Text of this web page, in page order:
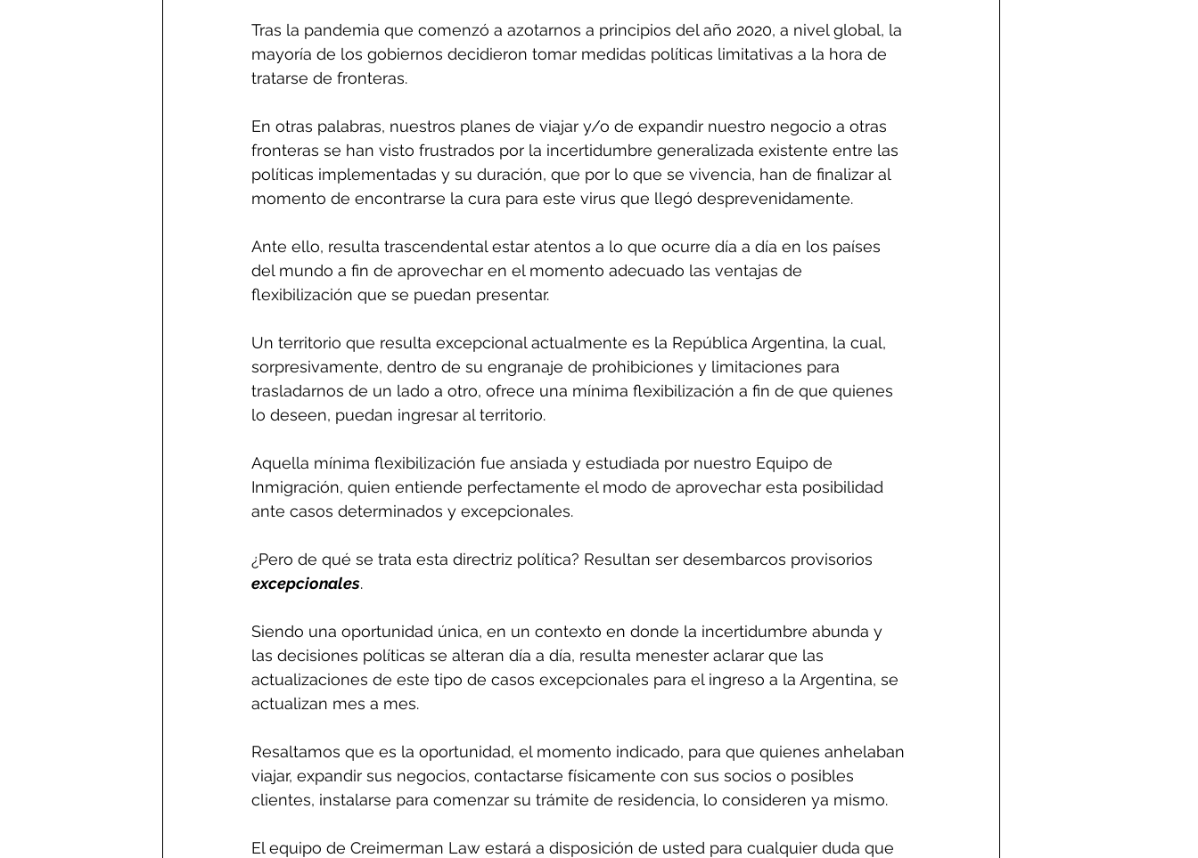
Tras la pandemia que comenzó a azotarnos a principios del año 2020, a nivel global, la
mayoría de los gobiernos decidieron tomar medidas políticas limitativas a la hora de
tratarse de fronteras.
En otras palabras, nuestros planes de viajar y/o de expandir nuestro negocio a otras
fronteras se han visto frustrados por la incertidumbre generalizada existente entre las
políticas implementadas y su duración, que por lo que se vivencia, han de finalizar al
momento de encontrarse la cura para este virus que llegó desprevenidamente.
Ante ello, resulta trascendental estar atentos a lo que ocurre día a día en los países
del mundo a fin de aprovechar en el momento adecuado las ventajas de
flexibilización que se puedan presentar.
Un territorio que resulta excepcional actualmente es la República Argentina, la cual,
sorpresivamente, dentro de su engranaje de prohibiciones y limitaciones para
trasladarnos de un lado a otro, ofrece una mínima flexibilización a fin de que quienes
lo deseen, puedan ingresar al territorio.
Aquella mínima flexibilización fue ansiada y estudiada por nuestro Equipo de
Inmigración, quien entiende perfectamente el modo de aprovechar esta posibilidad
ante casos determinados y excepcionales.
¿Pero de qué se trata esta directriz política? Resultan ser desembarcos provisorios
excepcionales.
Siendo una oportunidad única, en un contexto en donde la incertidumbre abunda y
las decisiones políticas se alteran día a día, resulta menester aclarar que las
actualizaciones de este tipo de casos excepcionales para el ingreso a la Argentina, se
actualizan mes a mes.
Resaltamos que es la oportunidad, el momento indicado, para que quienes anhelaban
viajar, expandir sus negocios, contactarse físicamente con sus socios o posibles
clientes, instalarse para comenzar su trámite de residencia, lo consideren ya mismo.
El equipo de Creimerman Law estará a disposición de usted para cualquier duda que